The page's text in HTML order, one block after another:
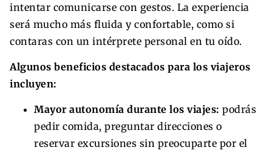
intentar comunicarse con gestos. La experiencia
será mucho más fluida y confortable, como si
contaras con un intérprete personal en tu oído.
Algunos beneficios destacados para los viajeros
incluyen:
Mayor autonomía durante los viajes: podrás
pedir comida, preguntar direcciones o
reservar excursiones sin preocuparte por el